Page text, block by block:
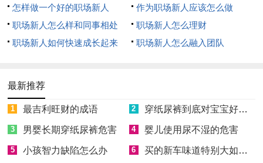
怎样做一个好的职场新人
作为职场新人应该怎么做
职场新人怎么样和同事相处
职场新人怎么理财
职场新人如何快速成长起来
职场新人怎么融入团队
最新推荐
1 最吉利旺财的成语 2 穿纸尿裤到底对宝宝好不好
3 男婴长期穿纸尿裤危害 4 婴儿使用尿不湿的危害
5 小孩智力缺陷怎么办 6 买的新车味道特别大如何消除